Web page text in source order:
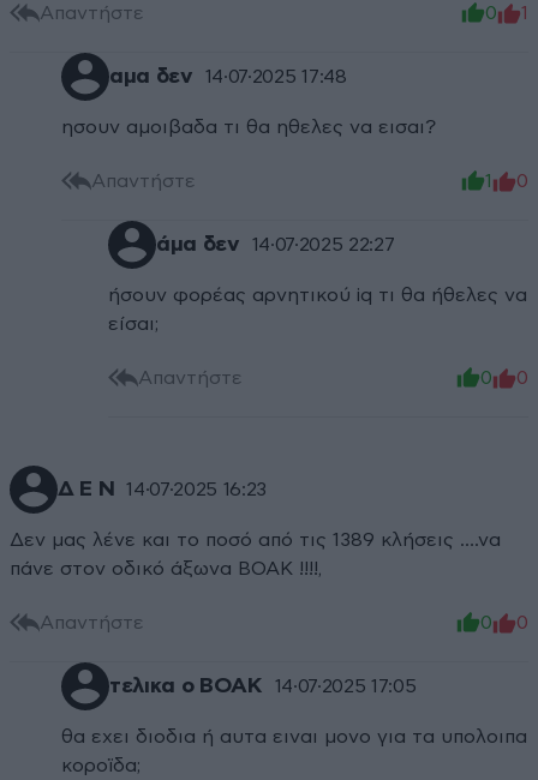
Απαντήστε 0 1
αμα δεν 14·07·2025 17:48
ησουν αμοιβαδα τι θα ηθελες να εισαι?
Απαντήστε 1 0
άμα δεν 14·07·2025 22:27
ήσουν φορέας αρνητικού iq τι θα ήθελες να
είσαι;
Απαντήστε 0 0
Δ Ε Ν 14·07·2025 16:23
Δεν μας λένε και το ποσό από τις 1389 κλήσεις ….να
πάνε στον οδικό άξωνα ΒΟΑΚ !!!!,
Απαντήστε 0 0
τελικα ο ΒΟΑΚ 14·07·2025 17:05
θα εχει διοδια ή αυτα ειναι μονο για τα υπολοιπα
κοροϊδα;